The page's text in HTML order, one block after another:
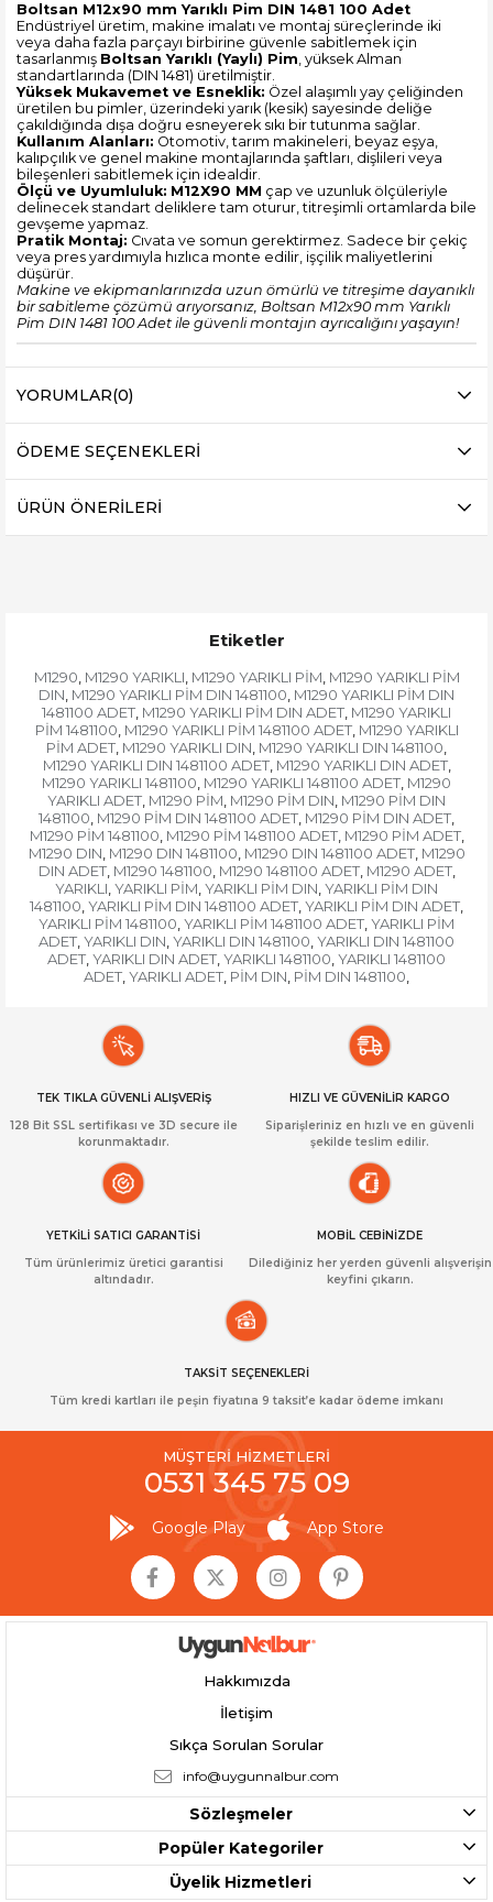
Boltsan M12x90 mm Yarıklı Pim DIN 1481 100 Adet
Endüstriyel üretim, makine imalatı ve montaj süreçlerinde iki
veya daha fazla parçayı birbirine güvenle sabitlemek için
tasarlanmış Boltsan Yarıklı (Yaylı) Pim, yüksek Alman
standartlarında (DIN 1481) üretilmiştir.
Yüksek Mukavemet ve Esneklik: Özel alaşımlı yay çeliğinden
üretilen bu pimler, üzerindeki yarık (kesik) sayesinde deliğe
çakıldığında dışa doğru esneyerek sıkı bir tutunma sağlar.
Kullanım Alanları: Otomotiv, tarım makineleri, beyaz eşya,
kalıpçılık ve genel makine montajlarında şaftları, dişlileri veya
bileşenleri sabitlemek için idealdir.
Ölçü ve Uyumluluk: M12X90 MM çap ve uzunluk ölçüleriyle
delinecek standart deliklere tam oturur, titreşimli ortamlarda bile
gevşeme yapmaz.
Pratik Montaj: Cıvata ve somun gerektirmez. Sadece bir çekiç
veya pres yardımıyla hızlıca monte edilir, işçilik maliyetlerini
düşürür.
Makine ve ekipmanlarınızda uzun ömürlü ve titreşime dayanıklı
bir sabitleme çözümü arıyorsanız, Boltsan M12x90 mm Yarıklı
Pim DIN 1481 100 Adet ile güvenli montajın ayrıcalığını yaşayın!
YORUMLAR(0)
ÖDEME SEÇENEKLERI
ÜRÜN ÖNERILERI
Etiketler
M1290, M1290 YARIKLI, M1290 YARIKLI PİM, M1290 YARIKLI PİM
DIN, M1290 YARIKLI PİM DIN 1481100, M1290 YARIKLI PİM DIN
1481100 ADET, M1290 YARIKLI PİM DIN ADET, M1290 YARIKLI
PİM 1481100, M1290 YARIKLI PİM 1481100 ADET, M1290 YARIKLI
PİM ADET, M1290 YARIKLI DIN, M1290 YARIKLI DIN 1481100,
M1290 YARIKLI DIN 1481100 ADET, M1290 YARIKLI DIN ADET,
M1290 YARIKLI 1481100, M1290 YARIKLI 1481100 ADET, M1290
YARIKLI ADET, M1290 PİM, M1290 PİM DIN, M1290 PİM DIN
1481100, M1290 PİM DIN 1481100 ADET, M1290 PİM DIN ADET,
M1290 PİM 1481100, M1290 PİM 1481100 ADET, M1290 PİM ADET,
M1290 DIN, M1290 DIN 1481100, M1290 DIN 1481100 ADET, M1290
DIN ADET, M1290 1481100, M1290 1481100 ADET, M1290 ADET,
YARIKLI, YARIKLI PİM, YARIKLI PİM DIN, YARIKLI PİM DIN
1481100, YARIKLI PİM DIN 1481100 ADET, YARIKLI PİM DIN ADET,
YARIKLI PİM 1481100, YARIKLI PİM 1481100 ADET, YARIKLI PİM
ADET, YARIKLI DIN, YARIKLI DIN 1481100, YARIKLI DIN 1481100
ADET, YARIKLI DIN ADET, YARIKLI 1481100, YARIKLI 1481100
ADET, YARIKLI ADET, PİM DIN, PİM DIN 1481100,
TEK TIKLA GÜVENLİ ALIŞVERİŞ
128 Bit SSL sertifikası ve 3D secure ile
korunmaktadır.
HIZLI VE GÜVENİLİR KARGO
Siparişleriniz en hızlı ve en güvenli
şekilde teslim edilir.
YETKİLİ SATICI GARANTİSİ
Tüm ürünlerimiz üretici garantisi
altındadır.
MOBİL CEBİNİZDE
Dilediğiniz her yerden güvenli alışverişin
keyfini çıkarın.
TAKSİT SEÇENEKLERİ
Tüm kredi kartları ile peşin fiyatına 9 taksit’e kadar ödeme imkanı
MÜŞTERİ HİZMETLERİ
0531 345 75 09
Google Play App Store
Hakkımızda
İletişim
Sıkça Sorulan Sorular
info@uygunnalbur.com
Sözleşmeler
Popüler Kategoriler
Üyelik Hizmetleri